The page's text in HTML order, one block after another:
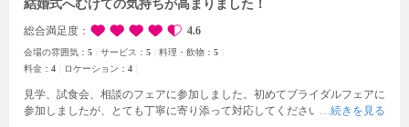
結婚式へむけての気持ちが高まりました！
総合満足度 4.6
会場の雰囲気： 5 サービス： 5 料理・飲物： 5
料金： 4 ロケーション： 4
見学、試食会、相談のフェアに参加しました。初めてブライダルフェアに
参加しましたが、とても丁寧に寄り添って対応してくださいました。料金